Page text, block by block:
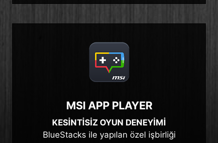
MSI APP PLAYER
KESİNTİSİZ OYUN DENEYİMİ
BlueStacks ile yapılan özel işbirliği